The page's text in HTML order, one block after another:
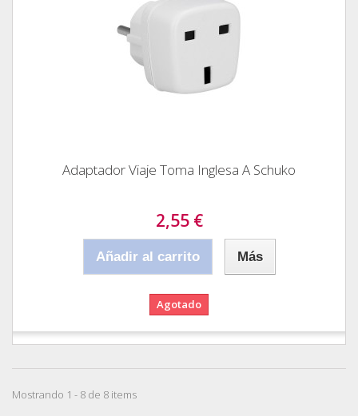
Adaptador Viaje Toma Inglesa A Schuko
2,55 €
Añadir al carrito Más
Agotado
Mostrando 1 - 8 de 8 items